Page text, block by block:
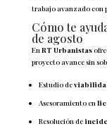
trabajo avanzado con
Cómo te
de agosto
EnRT Urbanistas
proyecto avance sin
Estudio de
Asesoramiento en
Resolución de